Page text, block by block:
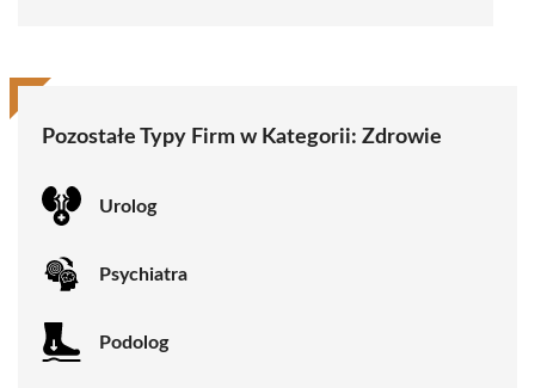
Pozostałe Typy Firm w Kategorii: Zdrowie
Urolog
Psychiatra
Podolog